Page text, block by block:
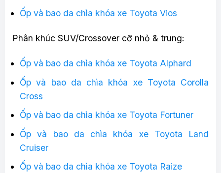
Ốp và bao da chìa khóa xe Toyota Vios
Phân khúc SUV/Crossover cỡ nhỏ & trung:
Ốp và bao da chìa khóa xe Toyota Alphard
Ốp và bao da chìa khóa xe Toyota Corolla
Cross
Ốp và bao da chìa khóa xe Toyota Fortuner
Ốp và bao da chìa khóa xe Toyota Land
Cruiser
Ốp và bao da chìa khóa xe Toyota Raize